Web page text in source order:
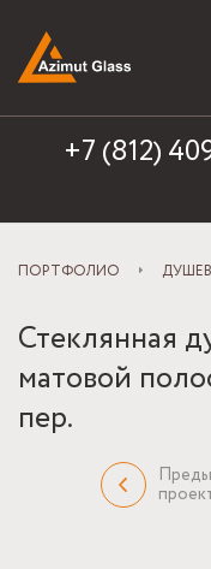
+7 (812)
ПОРТФОЛИО
Стеклянная
матовой
пер.